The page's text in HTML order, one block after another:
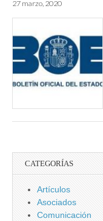
27 marzo, 2020
CATEGORÍAS
Artículos
Asociados
Comunicación